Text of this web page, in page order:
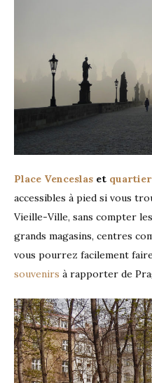
Place Venceslas et
accessibles à pied si vous
Vieille-Ville, sans compter
grands magasins, centres
vous pourrez facilement
souvenirs à rapporter de